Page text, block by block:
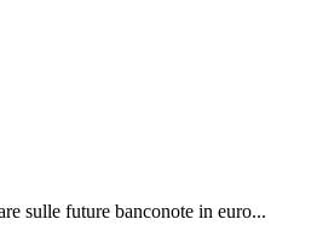
sulle future banconote in euro...